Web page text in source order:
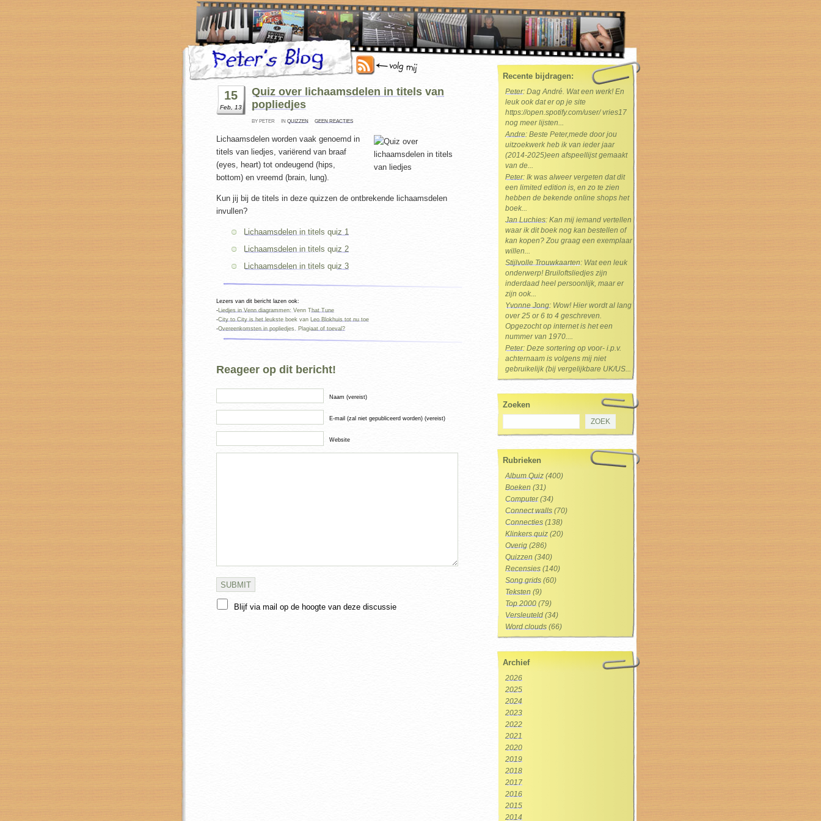
15
Feb, 13
Quiz over lichaamsdelen in titels van
popliedjes
BY PETER IN QUIZZEN GEEN REACTIES
Lichaamsdelen worden vaak genoemd in
titels van liedjes, variërend van braaf
(eyes, heart) tot ondeugend (hips,
bottom) en vreemd (brain, lung).
Kun jij bij de titels in deze quizzen de ontbrekende lichaamsdelen
invullen?
Lichaamsdelen in titels quiz 1
Lichaamsdelen in titels quiz 2
Lichaamsdelen in titels quiz 3
Lezers van dit bericht lazen ook:
-Liedjes in Venn diagrammen: Venn That Tune
-City to City is het leukste boek van Leo Blokhuis tot nu toe
-Overeenkomsten in popliedjes. Plagiaat of toeval?
Reageer op dit bericht!
Naam (vereist)
E-mail (zal niet gepubliceerd worden) (vereist)
Website
Blijf via mail op de hoogte van deze discussie
Recente bijdragen:
Peter: Dag André. Wat een werk! En
leuk ook dat er op je site
https://open.spotify.com/user/ vries17
nog meer lijsten...
Andre: Beste Peter,mede door jou
uitzoekwerk heb ik van ieder jaar
(2014-2025)een afspeellijst gemaakt
van de...
Peter: Ik was alweer vergeten dat dit
een limited edition is, en zo te zien
hebben de bekende online shops het
boek...
Jan Luchies: Kan mij iemand vertellen
waar ik dit boek nog kan bestellen of
kan kopen? Zou graag een exemplaar
willen...
Stijlvolle Trouwkaarten: Wat een leuk
onderwerp! Bruiloftsliedjes zijn
inderdaad heel persoonlijk, maar er
zijn ook...
Yvonne Jong: Wow! Hier wordt al lang
over 25 or 6 to 4 geschreven.
Opgezocht op internet is het een
nummer van 1970....
Peter: Deze sortering op voor- i.p.v.
achternaam is volgens mij niet
gebruikelijk (bij vergelijkbare UK/US...
Zoeken
Rubrieken
Album Quiz (400)
Boeken (31)
Computer(34)
Connect walls (70)
Connecties (138)
Klinkers quiz (20)
Overig (286)
Quizzen (340)
Recensies (140)
Song grids (60)
Teksten (9)
Top 2000 (79)
Versleuteld (34)
Word clouds (66)
Archief
2026
2025
2024
2023
2022
2021
2020
2019
2018
2017
2016
2015
2014